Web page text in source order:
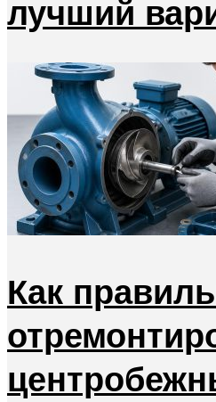
лучший
Как